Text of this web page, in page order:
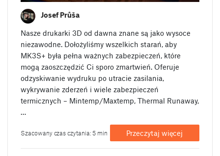
Josef Průša
Nasze drukarki 3D od dawna znane są jako wysoce
niezawodne. Dołożyliśmy wszelkich starań, aby
MK3S+ była pełna ważnych zabezpieczeń, które
mogą zaoszczędzić Ci sporo zmartwień. Oferuje
odzyskiwanie wydruku po utracie zasilania,
wykrywanie zderzeń i wiele zabezpieczeń
termicznych – Mintemp/Maxtemp, Thermal Runaway,
…
Szacowany czas czytania: 5 min Przeczytaj więcej